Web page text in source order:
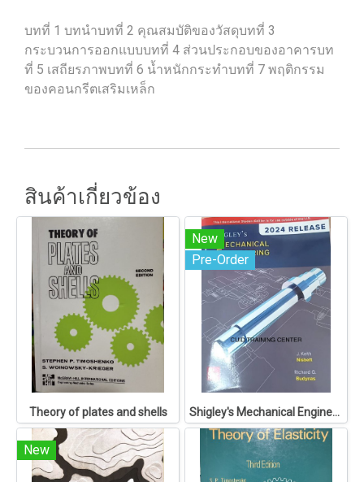
บทที่ 1 บทนำบทที่ 2 คุณสมบัติของวัสดุบทที่ 3
กระบวนการออกแบบบทที่ 4 ส่วนประกอบของอาคารบท
ที่ 5 เสถียรภาพบทที่ 6 น้ำหนักกระทำบทที่ 7 พฤติกรรม
ของคอนกรีตเสริมเหล็ก
สินค้าเกี่ยวข้อง
Theory of plates and shells
New
Pre-Order
Shigley's Mechanical Engineering Design
New